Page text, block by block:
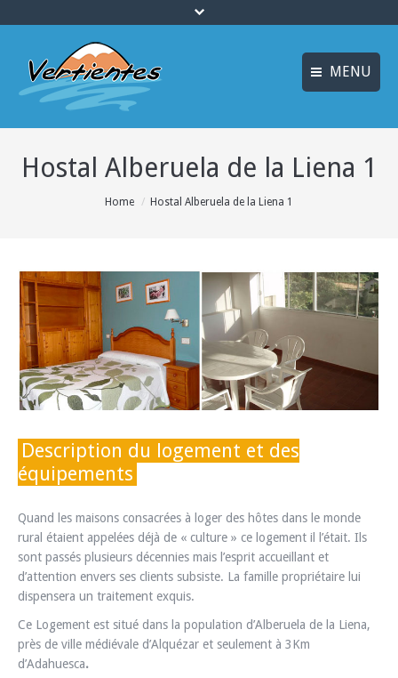
MENU
ESPAÑOL
ENGLISH
ACCUEIL
ACTIVITÉS
CANYONING
LOGEMENT
OFFRES
INFO ET RÉSERVATION
Hostal Alberuela de la Liena 1
Home Hostal Alberuela de la Liena 1
Description du logement et des
équipements
Quand les maisons consacrées à loger des hôtes dans le monde
rural étaient appelées déjà de « culture » ce logement il l’était. Ils
sont passés plusieurs décennies mais l’esprit accueillant et
d’attention envers ses clients subsiste. La famille propriétaire lui
dispensera un traitement exquis.
Ce Logement est situé dans la population d’Alberuela de la Liena,
près de ville médiévale d’Alquézar et seulement à 3Km
d’Adahuesca.